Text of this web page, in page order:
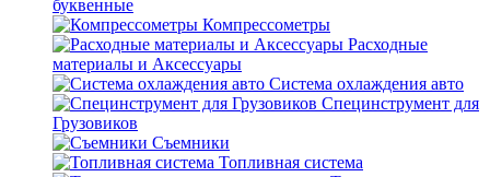
буквенные
Компрессометры
Расходные
материалы и Аксессуары
Система охлаждения авто
Специнструмент для
Грузовиков
Съемники
Топливная система